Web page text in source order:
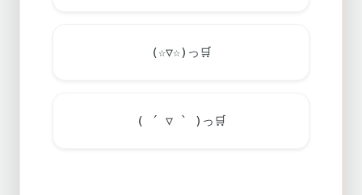
(☆▽☆)っ 🛒
( ´ ▽ ` )っ 🛒